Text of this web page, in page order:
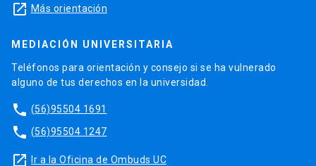
launch Más orientación
MEDIACIÓN UNIVERSITARIA
Teléfonos para orientación y consejo si se ha vulnerado
alguno de tus derechos en la universidad.
phone (56)95504 1691
phone (56)95504 1247
launch Ir a la Oficina de Ombuds UC